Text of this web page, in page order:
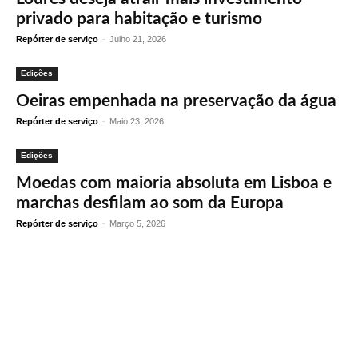
privado para habitação e turismo
Repórter de serviço - Julho 21, 2026
Edições
Oeiras empenhada na preservação da água
Repórter de serviço - Maio 23, 2026
Edições
Moedas com maioria absoluta em Lisboa e
marchas desfilam ao som da Europa
Repórter de serviço - Março 5, 2026